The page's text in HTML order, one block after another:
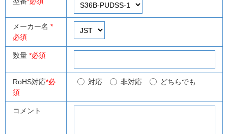
メーカー名 *
必須
数量 *必須
RoHS対応*必
須
対応 非対応 どちらでも
コメント